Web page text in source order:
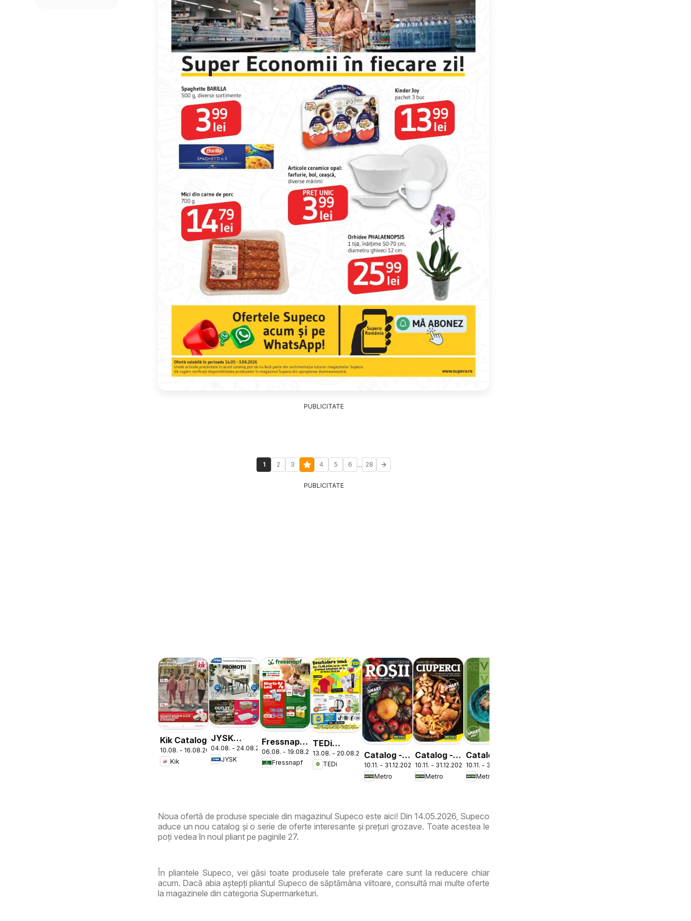
PUBLICITATE
1 2 3 4 5 6 ... 28
PUBLICITATE
Kik Catalog
10.08. - 16.08.2026
Kik
JYSK
Catalog
04.08. - 24.08.2026
JYSK
Fressnapf
Catalog
06.08. - 19.08.2026
Fressnapf
TEDi
Catalog
Chitila
13.08. - 20.08.2026
TEDi
Catalog -
Varietăți
de Roșii
10.11. - 31.12.2026
Metro
Catalog -
Varietăți
de Ciuperci
10.11. - 31.12.2026
Metro
Catalog -
ReView
Tendințe și
10.11. - 31.12.2026
Metro
Noua ofertă de produse speciale din magazinul Supeco este aici! Din 14.05.2026, Supeco
aduce un nou catalog și o serie de oferte interesante și prețuri grozave. Toate acestea le
poți vedea în noul pliant pe paginile 27.
În pliantele Supeco, vei găsi toate produsele tale preferate care sunt la reducere chiar
acum. Dacă abia aștepți pliantul Supeco de săptămâna viitoare, consultă mai multe oferte
la magazinele din categoria Supermarketuri.